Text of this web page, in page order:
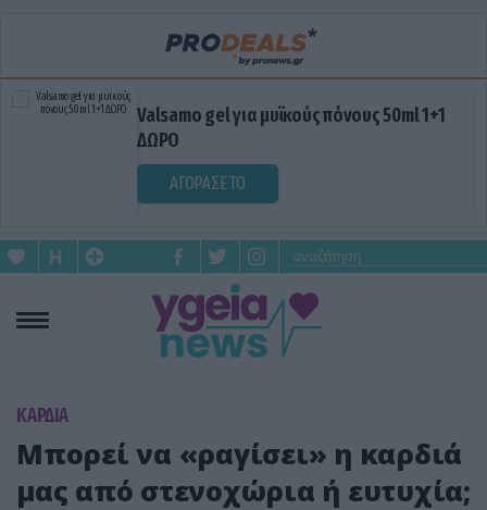
Valsamo gel για μυϊκούς πόνους 50ml 1+1
ΔΩΡΟ
ΑΓΟΡΑΣΕ ΤΟ
KΑΡΔΙΑ
Μπορεί να «ραγίσει» η καρδιά
μας από στενοχώρια ή ευτυχία;